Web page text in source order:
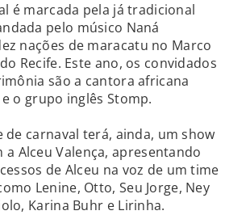
é marcada pela já tradicional
pelo músico Naná
nações de maracatu no Marco
Recife. Este ano, os convidados
são a cantora africana
o grupo inglês Stomp.
carnaval terá, ainda, um show
a Alceu Valença, apresentando
de Alceu na voz de um time
Lenine, Otto, Seu Jorge, Ney
Karina Buhr e Lirinha.